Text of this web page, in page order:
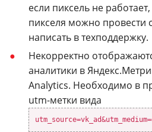
если пиксель не
пикселя можно провести
написать в техподдержку.
Некорректно
аналитики в
Analytics. Необходимо в
utm-метки вида